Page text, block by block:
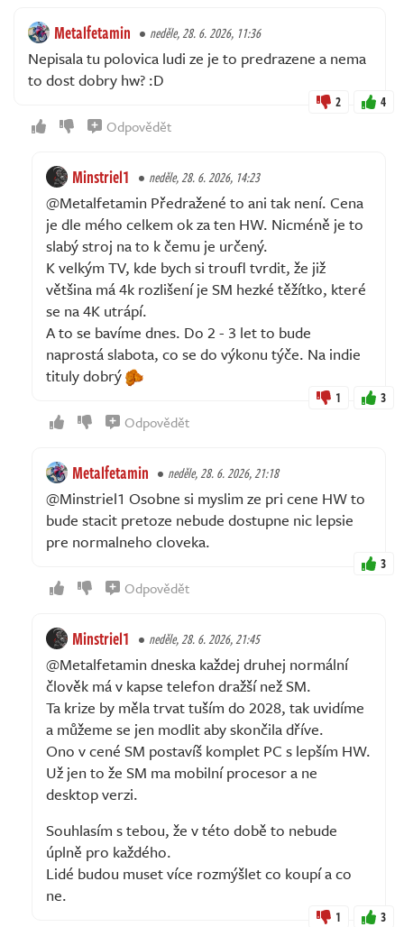
Metalfetamin neděle, 28. 6. 2026, 11:36
Nepisala tu polovica ludi ze je to predrazene a nema
to dost dobry hw? :D
2 4
Odpovědět
Minstriel1 neděle, 28. 6. 2026, 14:23
@Metalfetamin Předražené to ani tak není. Cena
je dle mého celkem ok za ten HW. Nicméně je to
slabý stroj na to k čemu je určený.
K velkým TV, kde bych si troufl tvrdit, že již
většina má 4k rozlišení je SM hezké těžítko, které
se na 4K utrápí.
A to se bavíme dnes. Do 2 - 3 let to bude
naprostá slabota, co se do výkonu týče. Na indie
tituly dobrý
1 3
Odpovědět
Metalfetamin neděle, 28. 6. 2026, 21:18
@Minstriel1 Osobne si myslim ze pri cene HW to
bude stacit pretoze nebude dostupne nic lepsie
pre normalneho cloveka.
3
Odpovědět
Minstriel1 neděle, 28. 6. 2026, 21:45
@Metalfetamin dneska každej druhej normální
člověk má v kapse telefon dražší než SM.
Ta krize by měla trvat tuším do 2028, tak uvidíme
a můžeme se jen modlit aby skončila dříve.
Ono v cené SM postavíš komplet PC s lepším HW.
Už jen to že SM ma mobilní procesor a ne
desktop verzi.
Souhlasím s tebou, že v této době to nebude
úplně pro každého.
Lidé budou muset více rozmýšlet co koupí a co
ne.
1 3